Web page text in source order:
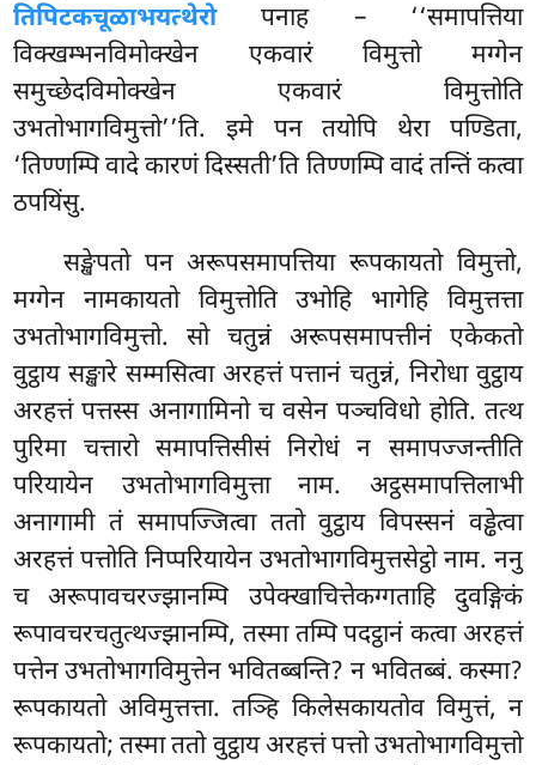
तिपिटकचूळाभयत्थेरोपनाह – ‘‘समापत्तिया
विक्खम्भनविमोक्खेन एकवारं विमुत्तो मग्गेन
समुच्छेदविमोक्खेन एकवारं विमुत्तोति
उभतोभागविमुत्तो’’ति. इमे पन तयोपि थेरा पण्डिता,
‘तिण्णम्पि वादे कारणं दिस्सती’ति तिण्णम्पिवादं तन्तिं कत्वा
ठपयिंसु.
सङ्खेपतो पन अरूपसमापत्तिया रूपकायतो विमुत्तो,
मग्गेन नामकायतो विमुत्तोति उभोहि भागेहि विमुत्तत्ता
उभतोभागविमुत्तो. सो चतुन्नं अरूपसमापत्तीनं एकेकतो
वुट्ठाय सङ्खारे सम्मसित्वा अरहत्तं पत्तानं चतुन्नं, निरोधा वुट्ठाय
अरहत्तं पत्तस्स अनागामिनो च वसेन पञ्चविधो होति. तत्थ
पुरिमा चत्तारो समापत्तिसीसं निरोधं न समापज्जन्तीति
परियायेन उभतोभागविमुत्ता नाम. अट्ठसमापत्तिलाभी
अनागामी तं समापज्जित्वा ततो वुट्ठाय विपस्सनं वड्ढेत्वा
अरहत्तं पत्तोति निप्परियायेन उभतोभागविमुत्तसेट्ठो नाम. ननु
च अरूपावचरज्झानम्पि उपेक्खाचित्तेकग्गताहि दुवङ्गिकं
रूपावचरचतुत्थज्झानम्पि, तस्मा तम्पि पदट्ठानं कत्वा अरहत्तं
पत्तेन उभतोभागविमुत्तेन भवितब्बन्ति? न भवितब्बं. कस्मा?
रूपकायतो अविमुत्तत्ता. तञ्हि किलेसकायतोव विमुत्तं, न
रूपकायतो; तस्मा ततो वुट्ठाय अरहत्तं पत्तो उभतोभागविमुत्तो